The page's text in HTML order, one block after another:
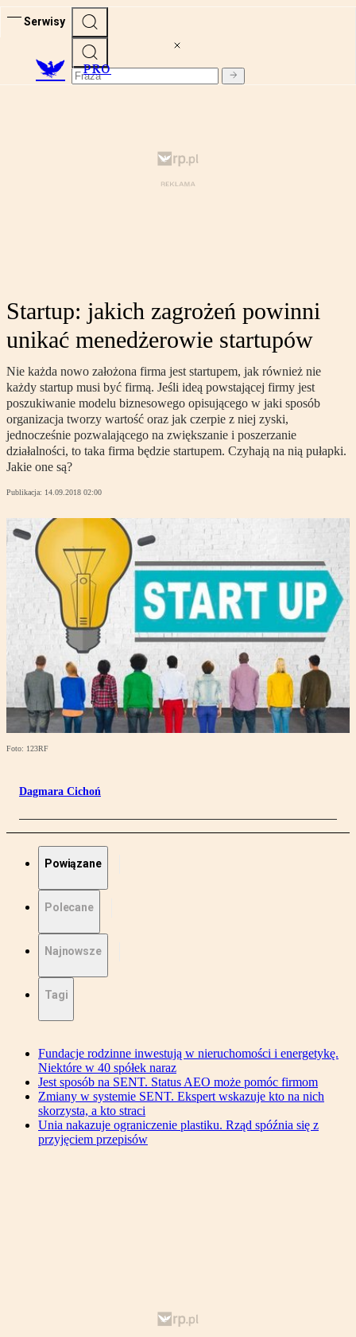
Serwisy
PRO
Startup: jakich zagrożeń powinni
unikać menedżerowie startupów
Nie każda nowo założona firma jest startupem, jak również nie
każdy startup musi być firmą. Jeśli ideą powstającej firmy jest
poszukiwanie modelu biznesowego opisującego w jaki sposób
organizacja tworzy wartość oraz jak czerpie z niej zyski,
jednocześnie pozwalającego na zwiększanie i poszerzanie
działalności, to taka firma będzie startupem. Czyhają na nią pułapki.
Jakie one są?
Publikacja: 14.09.2018 02:00
Foto: 123RF
Dagmara Cichoń
Powiązane
Polecane
Najnowsze
Tagi
Fundacje rodzinne inwestują w nieruchomości i energetykę.
Niektóre w 40 spółek naraz
Jest sposób na SENT. Status AEO może pomóc firmom
Zmiany w systemie SENT. Ekspert wskazuje kto na nich
skorzysta, a kto straci
Unia nakazuje ograniczenie plastiku. Rząd spóźnia się z
przyjęciem przepisów